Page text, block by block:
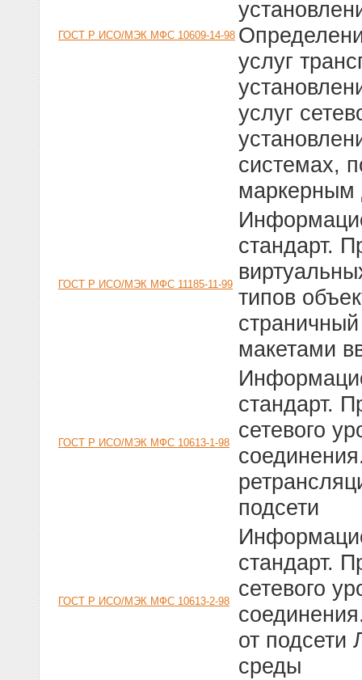
ГОСТ Р ИСО/МЭК МФС 10609-14-98
услуг
услуг
системах,
маркерным
ГОСТ Р ИСО/МЭК МФС 11185-11-99
стандарт.
типов
макетами
ГОСТ Р ИСО/МЭК МФС 10613-1-98
стандарт.
сетевого
подсети
ГОСТ Р ИСО/МЭК МФС 10613-2-98
стандарт.
сетевого
от подсети
среды